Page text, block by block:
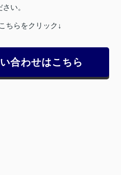
さい。
ちらをクリック↓
合わせはこちら